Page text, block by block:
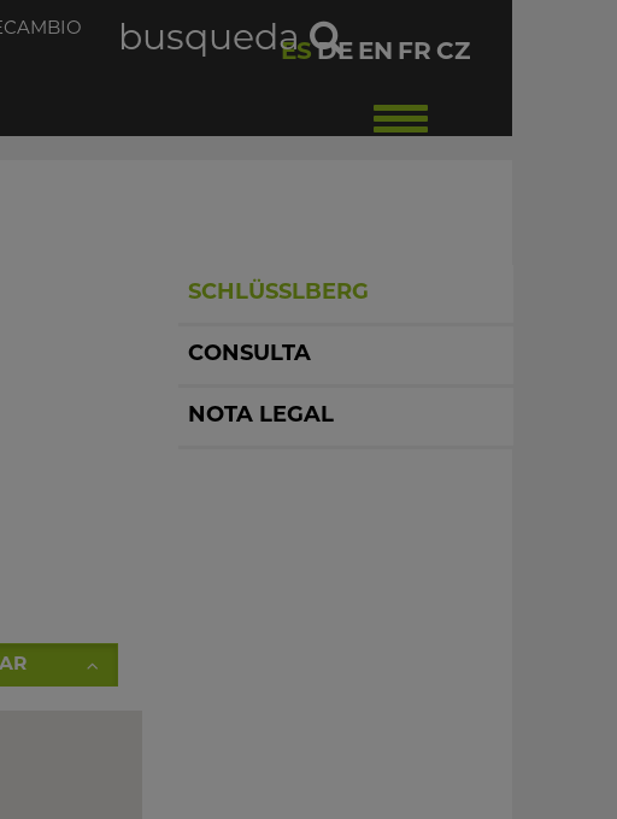
Toggle
navigation
ES DE EN FR CZ
busqueda
SCHLÜSSLBERG
CONSULTA
NOTA LEGAL